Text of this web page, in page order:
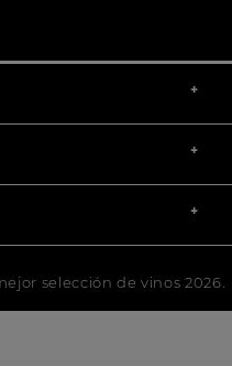
+
+
+
selección de vinos 2026.